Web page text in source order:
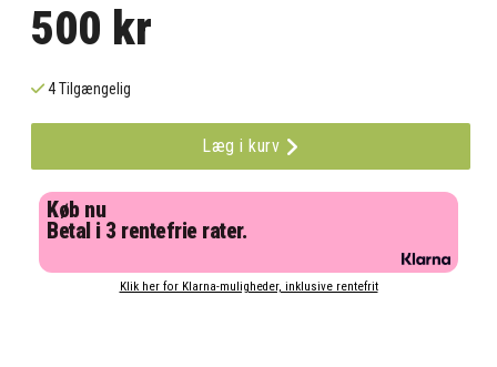
500 kr
4 Tilgængelig
Læg i kurv
Køb nu
Betal i 3 rentefrie rater.
Klik her for Klarna-muligheder, inklusive rentefrit